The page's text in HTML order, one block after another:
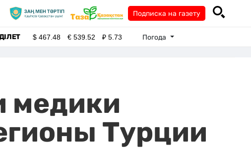
Подписка на газету
$467.48 €539.52 ₽5.73 Погода
медики
Турции